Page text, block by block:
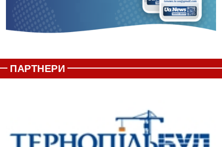
ПАРТНЕРИ